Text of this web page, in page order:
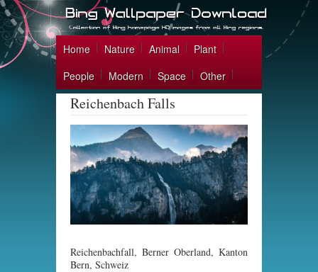
Home Nature Animal
Plant
People
Modern Space Other
Reichenbach Falls
Reichenbachfall, Berner Oberland, Kanton
Bern, Schweiz